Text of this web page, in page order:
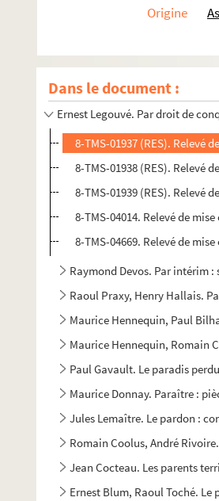
Origine
Dans le document :
Michael Redgrave. Les
Victorien Sardou. La
Charles Vildrac. Le paquebot
Ernest Legouvé. Par droit de
8-TMS-01937 (RES). Relevé
8-TMS-01938 (RES). Relevé
8-TMS-01939 (RES). Relevé
8-TMS-04014. Relevé de mise
8-TMS-04669. Relevé de mise
Raymond Devos. Par intérim :
Raoul Praxy, Henry Hallais.
Maurice Hennequin, Paul
Maurice Hennequin, Romain
Paul Gavault. Le paradis perdu
Maurice Donnay. Paraître :
Jules Lemaître. Le pardon :
Romain Coolus, André
Jean Cocteau. Les parents
Ernest Blum, Raoul Toché. Le